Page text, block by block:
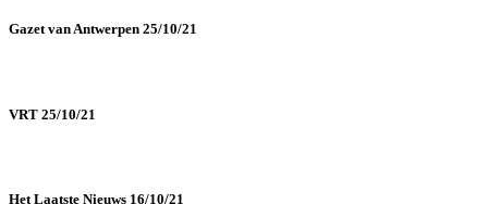
Gazet van Antwerpen 25/10/21
VRT 25/10/21
Het Laatste Nieuws 16/10/21